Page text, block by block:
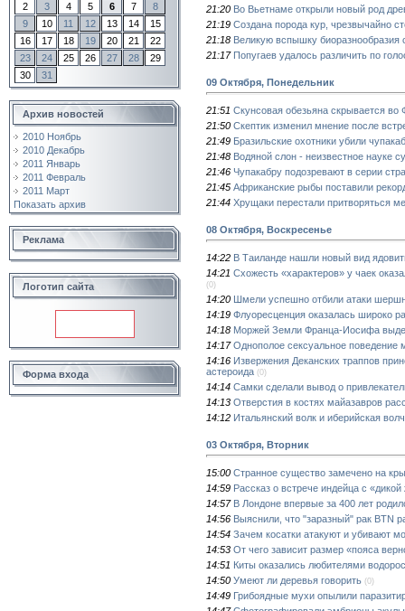
2
3 4 5 6 7
8
9
10 11 12 13 14
15
16
17 18 19 20 21
22
23
24 25 26 27 28
29
30
31
Архив новостей
2010 Ноябрь
2010 Декабрь
2011 Январь
2011 Февраль
2011 Март
Показать архив
Реклама
Логотип сайта
Форма входа
21:20 Во Вьетнаме открыли новый род
21:19 Создана порода кур, чрезвычайно
21:18 Великую вспышку биоразнообразия
21:17 Попугаев удалось различить по
09 Октября, Понедельник
21:51 Скунсовая обезьяна скрывается во
21:50 Скептик изменил мнение после
21:49 Бразильские охотники убили
21:48 Водяной слон - неизвестное науке
21:46 Чупакабру подозревают в серии
21:45 Африканские рыбы поставили
21:44 Хрущаки перестали притворяться
08 Октября, Воскресенье
14:22 В Таиланде нашли новый вид
14:21 Схожесть «характеров» у чаек
(0)
14:20 Шмели успешно отбили атаки
14:19 Флуоресценция оказалась широко
14:18 Моржей Земли Франца-Иосифа
14:17 Однополое сексуальное поведение
14:16 Извержения Деканских траппов
астероида (0)
14:14 Самки сделали вывод о
14:13 Отверстия в костях майазавров
14:12 Итальянский волк и иберийская
03 Октября, Вторник
15:00 Странное существо замечено на
14:59 Рассказ о встрече индейца с
14:57 В Лондоне впервые за 400 лет
14:56 Выяснили, что "заразный" рак BTN
14:54 Зачем косатки атакуют и убивают
14:53 От чего зависит размер «пояса
14:51 Киты оказались любителями
14:50 Умеют ли деревья говорить (0)
14:49 Грибоядные мухи опылили